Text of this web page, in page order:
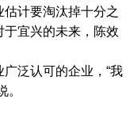
计要淘汰掉十分之
宜兴的未来，陈效
泛认可的企业，“我
。